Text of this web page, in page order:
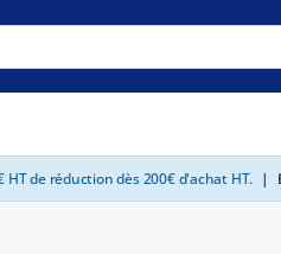
de réduction dès 200€ d'achat HT. |